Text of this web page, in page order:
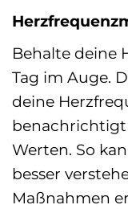
Behalte deine
Tag im Auge.
deine
Werten. So
besser
Maßnahmen